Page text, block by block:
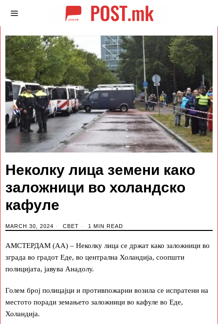
Неколку лица земени како
заложници во холандско
кафуле
MARCH 30, 2024 СВЕТ 1 MIN READ
АМСТЕРДАМ (АА) – Неколку лица се држат како заложници во
зграда во градот Еде, во централна Холандија, соопшти
полицијата, јавува Анадолу.
Голем број полицајци и противпожарни возила се испратени на
местото поради земањето заложници во кафуле во Еде,
Холандија.